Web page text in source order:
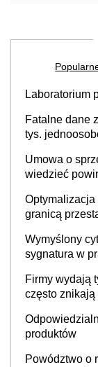
Laboratorium
Fatalne dane
tys.
Umowa o
wiedzieć
granicą
Wymyślony
sygnatura w
Firmy wydają
często
produktów
Powództwo o